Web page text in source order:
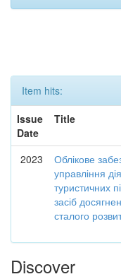
Item hits:
Issue
Date
Title
2023
Облікове
управління
туристичних
засіб
сталого
Discover